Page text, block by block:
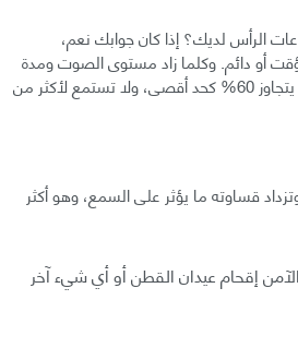
الرأس لديك؟ إذا كان جوابك نعم،
أو دائم. وكلما زاد مستوى الصوت ومدة
استماعك ازدادت المخاطر عليك. ولضمان استماع آمن حدد مستوى الصوت بما لا يتجاوز 60% كحد أقصى، ولا تستمع لأكثر من
قساوته ما يؤثر على السمع، وهو أكثر
إقحام عيدان القطن أو أي شيء آخر